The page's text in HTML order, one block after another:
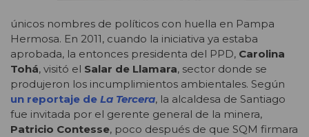
únicos nombres de políticos con huella en Pampa
Hermosa. En 2011, cuando la iniciativa ya estaba
aprobada, la entonces presidenta del PPD, Carolina
Tohá, visitó el Salar de Llamara, sector donde se
produjeron los incumplimientos ambientales. Según
un reportaje de La Tercera, la alcaldesa de Santiago
fue invitada por el gerente general de la minera,
Patricio Contesse, poco después de que SQM firmara